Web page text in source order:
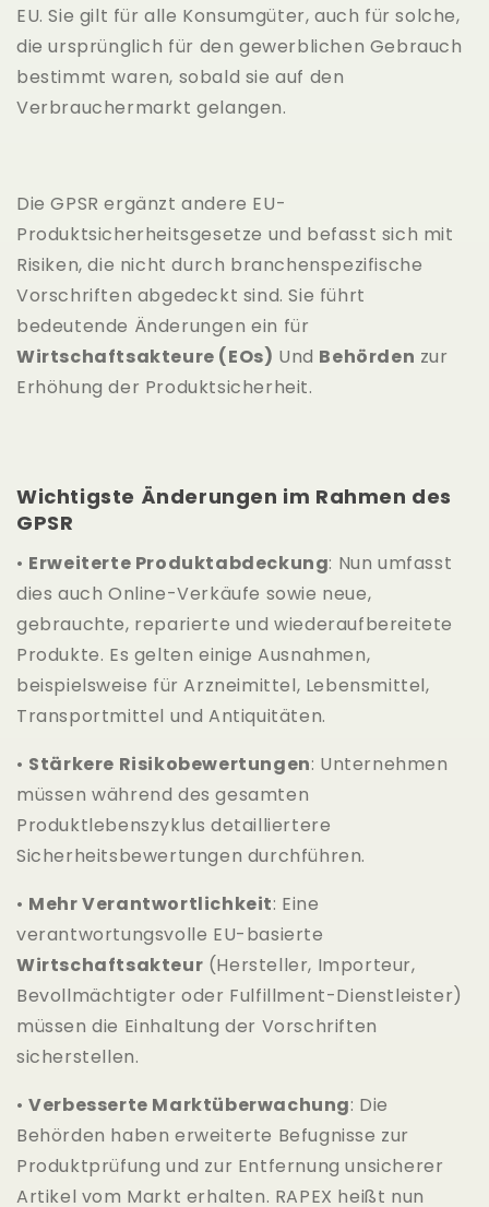
EU. Sie gilt für alle Konsumgüter, auch für solche,
die ursprünglich für den gewerblichen Gebrauch
bestimmt waren, sobald sie auf den
Verbrauchermarkt gelangen.
Die GPSR ergänzt andere EU-
Produktsicherheitsgesetze und befasst sich mit
Risiken, die nicht durch branchenspezifische
Vorschriften abgedeckt sind. Sie führt
bedeutende Änderungen ein für
Wirtschaftsakteure (EOs) Und Behörden zur
Erhöhung der Produktsicherheit.
Wichtigste Änderungen im Rahmen des
GPSR
• Erweiterte Produktabdeckung: Nun umfasst
dies auch Online-Verkäufe sowie neue,
gebrauchte, reparierte und wiederaufbereitete
Produkte. Es gelten einige Ausnahmen,
beispielsweise für Arzneimittel, Lebensmittel,
Transportmittel und Antiquitäten.
• Stärkere Risikobewertungen: Unternehmen
müssen während des gesamten
Produktlebenszyklus detailliertere
Sicherheitsbewertungen durchführen.
• Mehr Verantwortlichkeit: Eine
verantwortungsvolle EU-basierte
Wirtschaftsakteur (Hersteller, Importeur,
Bevollmächtigter oder Fulfillment-Dienstleister)
müssen die Einhaltung der Vorschriften
sicherstellen.
• Verbesserte Marktüberwachung: Die
Behörden haben erweiterte Befugnisse zur
Produktprüfung und zur Entfernung unsicherer
Artikel vom Markt erhalten. RAPEX heißt nun